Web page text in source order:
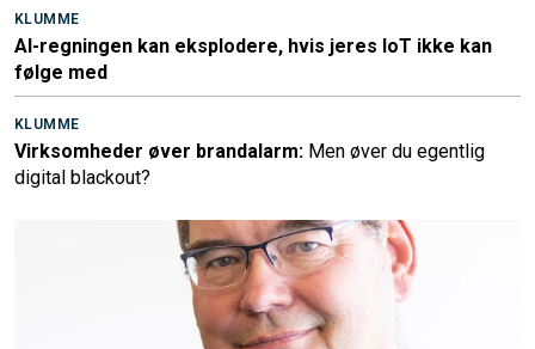
KLUMME
AI-regningen kan eksplodere, hvis jeres IoT ikke kan
følge med
KLUMME
Virksomheder øver brandalarm: Men øver du egentlig
digital blackout?